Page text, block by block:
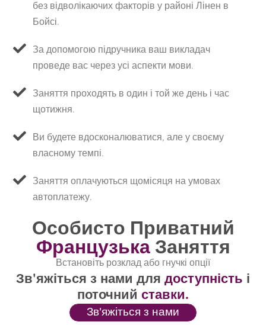
без відволікаючих факторів у районі Лінен в
Бойсі.
За допомогою підручника ваш викладач
проведе вас через усі аспекти мови.
Заняття проходять в один і той же день і час
щотижня.
Ви будете вдосконалюватися, але у своєму
власному темпі.
Заняття оплачуються щомісяця на умовах
автоплатежу.
Особисто Приватний
Французька Заняття
Встановіть розклад або гнучкі опції
Зв'яжіться з нами для доступність і
поточний ставки.
Зв'яжіться з нами